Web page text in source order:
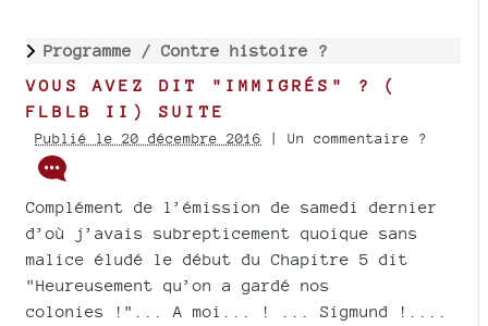
Programme / Contre histoire ?
VOUS AVEZ DIT "IMMIGRÉS" ? (
FLBLB II) SUITE
Publié le 20 décembre 2016 | Un commentaire ?
Complément de l’émission de samedi dernier
d’où j’avais subrepticement quoique sans
malice éludé le début du Chapitre 5 dit
"Heureusement qu’on a gardé nos
colonies !"... A moi... ! ... Sigmund !....